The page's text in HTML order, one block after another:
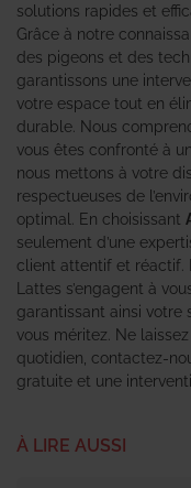
solutions rapides et
Grâce à notre
des pigeons et des
garantissons une
votre espace tout en
durable. Nous
vous êtes confronté à
nous mettons à votre
respectueuses de
optimal. En choisissant
seulement d’une
client attentif et réactif.
Lattes s’engagent à
garantissant ainsi votre
vous méritez. Ne
quotidien, contactez-
gratuite et une
À LIRE AUSSI